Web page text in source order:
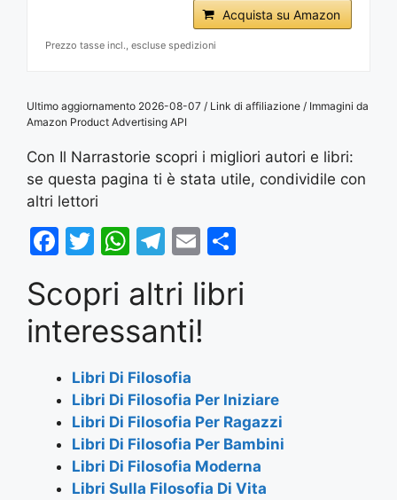
Acquista su Amazon
Prezzo tasse incl., escluse spedizioni
Ultimo aggiornamento 2026-08-07 / Link di affiliazione / Immagini da
Amazon Product Advertising API
Con Il Narrastorie scopri i migliori autori e libri:
se questa pagina ti è stata utile, condividile con
altri lettori
F
c
e
b
o
o
k
T
itt
er
W
at
s
A
p
p
T
e
gr
a
m
E
ai
l
ar
Scopri altri libri
interessanti!
Libri Di Filosofia
Libri Di Filosofia Per Iniziare
Libri Di Filosofia Per Ragazzi
Libri Di Filosofia Per Bambini
Libri Di Filosofia Moderna
Libri Sulla Filosofia Di Vita